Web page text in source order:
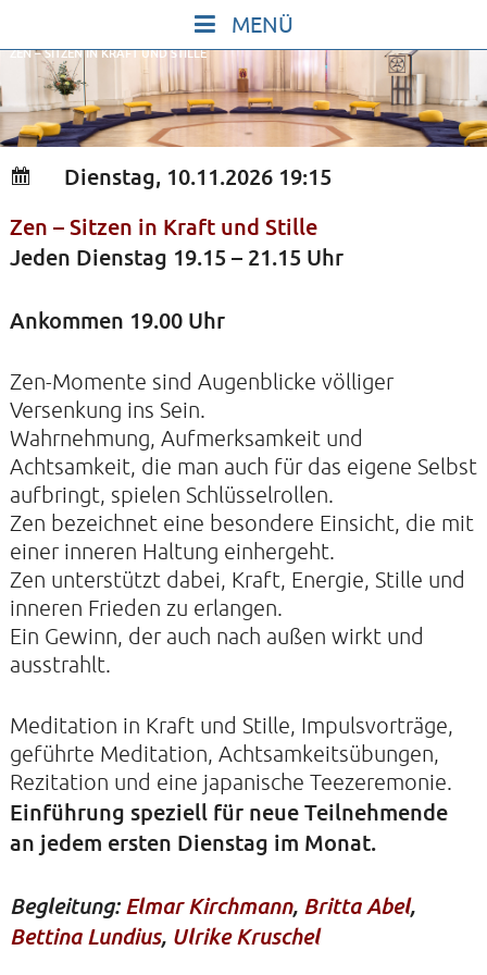
content
START
IN STILLE SEIN
SINGEN UND SCHWEIGEN
BEWEGEN UND TANZEN
GOTT UND DAS LEBEN FEIERN
HEILKRAFT DES KÖRPERS
STILLE UND SPIEL FÜR KINDER UND
VORTRÄGE
KONZERTE
ALLE TERMINE
KONTAKTE
SO KOMMEN SIE ZU UNS
UNSER PROFIL
FILM ZUR KIRCHE DER STILLE
FÖRDERVEREIN
VERMIETUNG
NEWSLETTER
ARCHIV
DATENSCHUTZERKLÄRUNG
ZEN – SITZEN IN KRAFT UND STILLE
Dienstag, 10.11.2026 19:15
Zen – Sitzen in Kraft und Stille
Jeden Dienstag 19.15 – 21.15 Uhr
Ankommen 19.00 Uhr
Zen-Momente sind Augenblicke völliger
Versenkung ins Sein.
Wahrnehmung, Aufmerksamkeit und
Achtsamkeit, die man auch für das eigene Selbst
aufbringt, spielen Schlüsselrollen.
Zen bezeichnet eine besondere Einsicht, die mit
einer inneren Haltung einhergeht.
Zen unterstützt dabei, Kraft, Energie, Stille und
inneren Frieden zu erlangen.
Ein Gewinn, der auch nach außen wirkt und
ausstrahlt.
Meditation in Kraft und Stille, Impulsvorträge,
geführte Meditation, Achtsamkeitsübungen,
Rezitation und eine japanische Teezeremonie.
Einführung speziell für neue Teilnehmende
an jedem ersten Dienstag im Monat.
Begleitung: Elmar Kirchmann,Britta Abel,
Bettina Lundius, Ulrike Kruschel